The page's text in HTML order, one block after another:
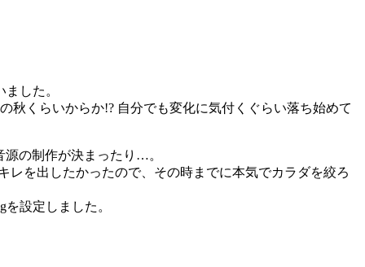
した。
秋くらいからか!? 自分でも変化に気付くぐらい落ち始めて
の制作が決まったり…。
を出したかったので、その時までに本気でカラダを絞ろ
設定しました。